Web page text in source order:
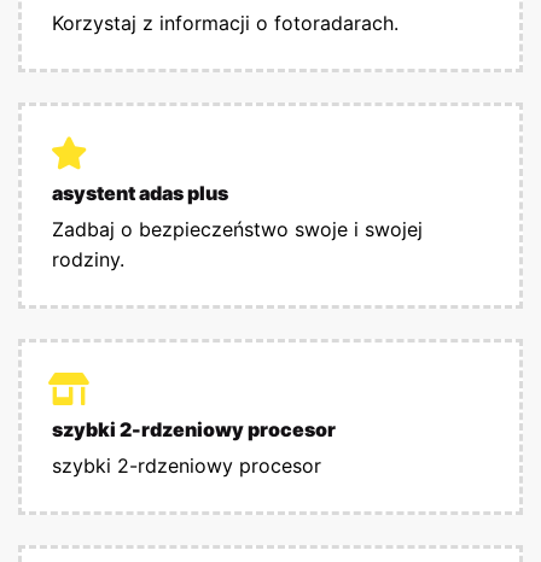
Korzystaj z informacji o fotoradarach.
asystent adas plus
Zadbaj o bezpieczeństwo swoje i swojej
rodziny.
szybki 2-rdzeniowy procesor
szybki 2-rdzeniowy procesor